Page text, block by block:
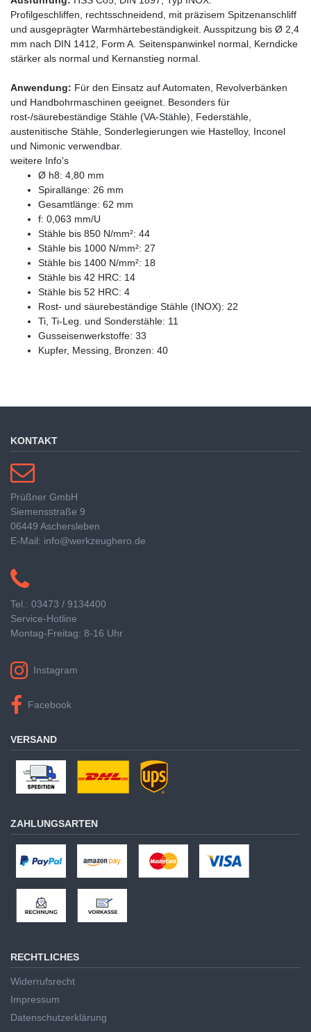
Profilgeschliffen, rechtsschneidend, mit präzisem Spitzenanschliff
und ausgeprägter Warmhärtebeständigkeit. Ausspitzung bis Ø 2,4
mm nach DIN 1412, Form A. Seitenspanwinkel normal, Kerndicke
stärker als normal und Kernanstieg normal.
Anwendung: Für den Einsatz auf Automaten, Revolverbänken
und Handbohrmaschinen geeignet. Besonders für
rost-/säurebeständige Stähle (VA-Stähle), Federstähle,
austenitische Stähle, Sonderlegierungen wie Hastelloy, Inconel
und Nimonic verwendbar.
weitere Info's
Ø h8: 4,80 mm
Spirallänge: 26 mm
Gesamtlänge: 62 mm
f: 0,063 mm/U
Stähle bis 850 N/mm²: 44
Stähle bis 1000 N/mm²: 27
Stähle bis 1400 N/mm²: 18
Stähle bis 42 HRC: 14
Stähle bis 52 HRC: 4
Rost- und säurebeständige Stähle (INOX): 22
Ti, Ti-Leg. und Sonderstähle: 11
Gusseisenwerkstoffe: 33
Kupfer, Messing, Bronzen: 40
KONTAKT
Prüßner GmbH
Siemensstraße 9
06449 Aschersleben
E-Mail: info@werkzeughero.de
Tel.: 03473 / 9134400
Service-Hotline
Montag-Freitag: 8-16 Uhr
Instagram
Facebook
VERSAND
ZAHLUNGSARTEN
RECHTLICHES
Widerrufsrecht
Impressum
Datenschutzerklärung